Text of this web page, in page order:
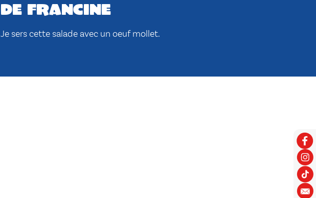
de francine
Je sers cette salade avec un oeuf mollet.